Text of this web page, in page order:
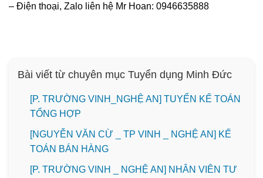
– Điện thoại, Zalo liên hệ Mr Hoan: 0946635888
Bài viết từ chuyên mục Tuyển dụng Minh Đức
[P. TRƯỜNG VINH_NGHỆ AN] TUYỂN KẾ TOÁN
TỔNG HỢP
[NGUYỄN VĂN CỪ _ TP VINH _ NGHỆ AN] KẾ
TOÁN BÁN HÀNG
[P. TRƯỜNG VINH _ NGHỆ AN] NHÂN VIÊN TƯ